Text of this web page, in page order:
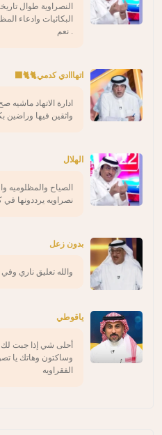
النصراوية طوال
البكائيات وادعاء
. نعم
اتهااادي كدمي🐈🐈‍⬛
ادارة الاتهاد ماشيه
واثقين فيها وراضين
الهلال
الصياح والمظلوميه
نصراويه يرددونها
بدون زعل
والله تعليق ناري
ياقوطي
أحلى شي إذا جبت
وساكتون وهاتك يا
الفقراويه